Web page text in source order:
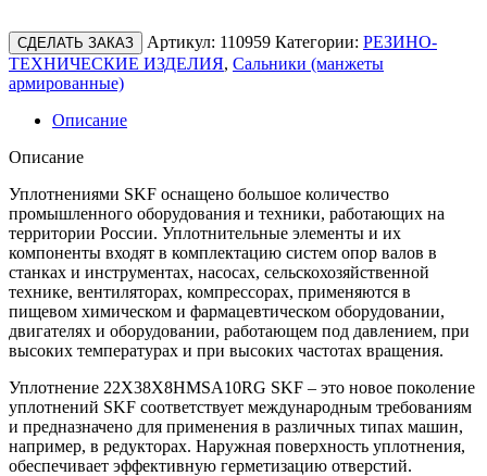
СДЕЛАТЬ ЗАКАЗ Артикул: 110959 Категории: РЕЗИНО-
ТЕХНИЧЕСКИЕ ИЗДЕЛИЯ, Сальники (манжеты
армированные)
Описание
Описание
Уплотнениями SKF оснащено большое количество
промышленного оборудования и техники, работающих на
территории России. Уплотнительные элементы и их
компоненты входят в комплектацию систем опор валов в
станках и инструментах, насосах, сельскохозяйственной
технике, вентиляторах, компрессорах, применяются в
пищевом химическом и фармацевтическом оборудовании,
двигателях и оборудовании, работающем под давлением, при
высоких температурах и при высоких частотах вращения.
Уплотнение 22X38X8HMSA10RG SKF – это новое поколение
уплотнений SKF соответствует международным требованиям
и предназначено для применения в различных типах машин,
например, в редукторах. Наружная поверхность уплотнения,
обеспечивает эффективную герметизацию отверстий.